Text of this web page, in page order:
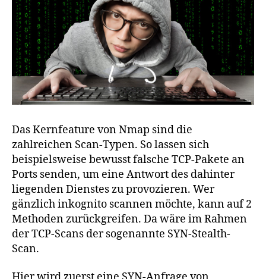
Das Kernfeature von Nmap sind die
zahlreichen Scan-Typen. So lassen sich
beispielsweise bewusst falsche TCP-Pakete an
Ports senden, um eine Antwort des dahinter
liegenden Dienstes zu provozieren. Wer
gänzlich inkognito scannen möchte, kann auf 2
Methoden zurückgreifen. Da wäre im Rahmen
der TCP-Scans der sogenannte SYN-Stealth-
Scan.